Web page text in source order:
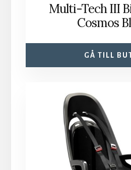
Multi-Tech III
Cosmos
GÅ TILL